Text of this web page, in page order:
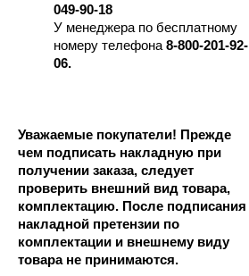
049-90-18
У менеджера по бесплатному
номеру телефона 8-800-201-92-
06.
Уважаемые покупатели! Прежде
чем подписать накладную при
получении заказа, следует
проверить внешний вид товара,
комплектацию. После подписания
накладной претензии по
комплектации и внешнему виду
товара не принимаются.